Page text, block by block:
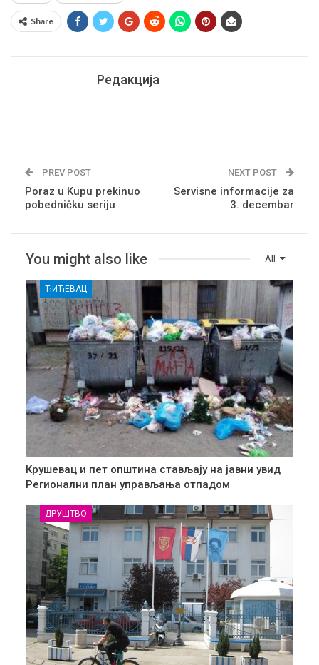
Share
Редакција
PREV POST
Poraz u Kupu prekinuo
pobedničku seriju
NEXT POST
Servisne informacije za
3. decembar
All
You might also like
ЋИЋЕВАЦ
Крушевац и пет општина стављају на јавни увид
Регионални план управљања отпадом
ДРУШТВО